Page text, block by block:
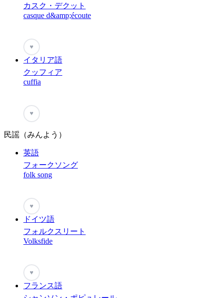
カスク・デクット
casque d&amp;écoute
♥
イタリア語
クッフィア
cuffia
♥
民謡（みんよう）
英語
フォークソング
folk song
♥
ドイツ語
フォルクスリート
Volksfide
♥
フランス語